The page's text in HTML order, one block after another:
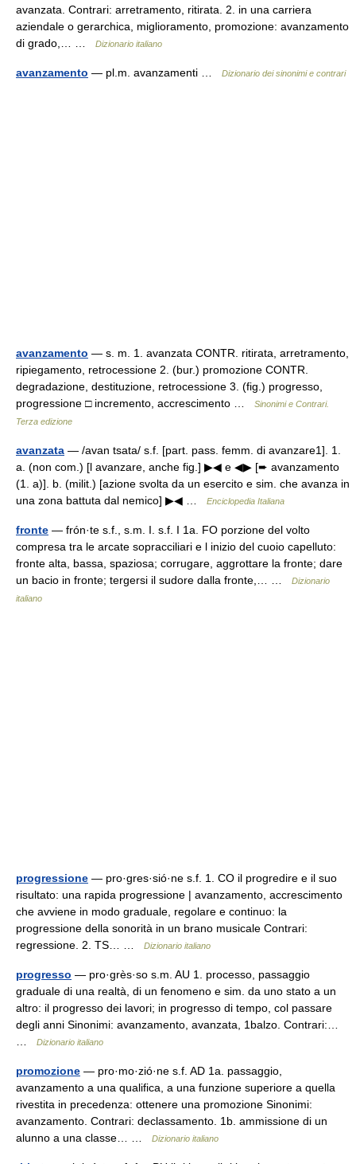
avanzata. Contrari: arretramento, ritirata. 2. in una carriera
aziendale o gerarchica, miglioramento, promozione: avanzamento
di grado,… …
Dizionario italiano
avanzamento — pl.m. avanzamenti … Dizionario dei sinonimi e contrari
avanzamento — s. m. 1. avanzata CONTR. ritirata, arretramento,
ripiegamento, retrocessione 2. (bur.) promozione CONTR.
degradazione, destituzione, retrocessione 3. (fig.) progresso,
progressione □ incremento, accrescimento …
Sinonimi e Contrari.
Terza edizione
avanzata — /avan tsata/ s.f. [part. pass. femm. di avanzare1]. 1.
a. (non com.) [l avanzare, anche fig.] ▶◀ e ◀▶ [➨ avanzamento
(1. a)]. b. (milit.) [azione svolta da un esercito e sim. che avanza in
una zona battuta dal nemico] ▶◀ …
Enciclopedia Italiana
fronte — frón·te s.f., s.m. I. s.f. I 1a. FO porzione del volto
compresa tra le arcate sopracciliari e l inizio del cuoio capelluto:
fronte alta, bassa, spaziosa; corrugare, aggrottare la fronte; dare
un bacio in fronte; tergersi il sudore dalla fronte,… …
Dizionario
italiano
progressione — pro·gres·sió·ne s.f. 1. CO il progredire e il suo
risultato: una rapida progressione | avanzamento, accrescimento
che avviene in modo graduale, regolare e continuo: la
progressione della sonorità in un brano musicale Contrari:
regressione. 2. TS… …
Dizionario italiano
progresso — pro·grès·so s.m. AU 1. processo, passaggio
graduale di una realtà, di un fenomeno e sim. da uno stato a un
altro: il progresso dei lavori; in progresso di tempo, col passare
degli anni Sinonimi: avanzamento, avanzata, 1balzo. Contrari:…
Dizionario italiano
promozione — pro·mo·zió·ne s.f. AD 1a. passaggio,
avanzamento a una qualifica, a una funzione superiore a quella
rivestita in precedenza: ottenere una promozione Sinonimi:
avanzamento. Contrari: declassamento. 1b. ammissione di un
alunno a una classe… …
Dizionario italiano